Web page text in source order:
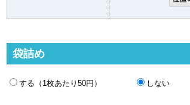
袋詰め
する（1枚あたり50円） しない